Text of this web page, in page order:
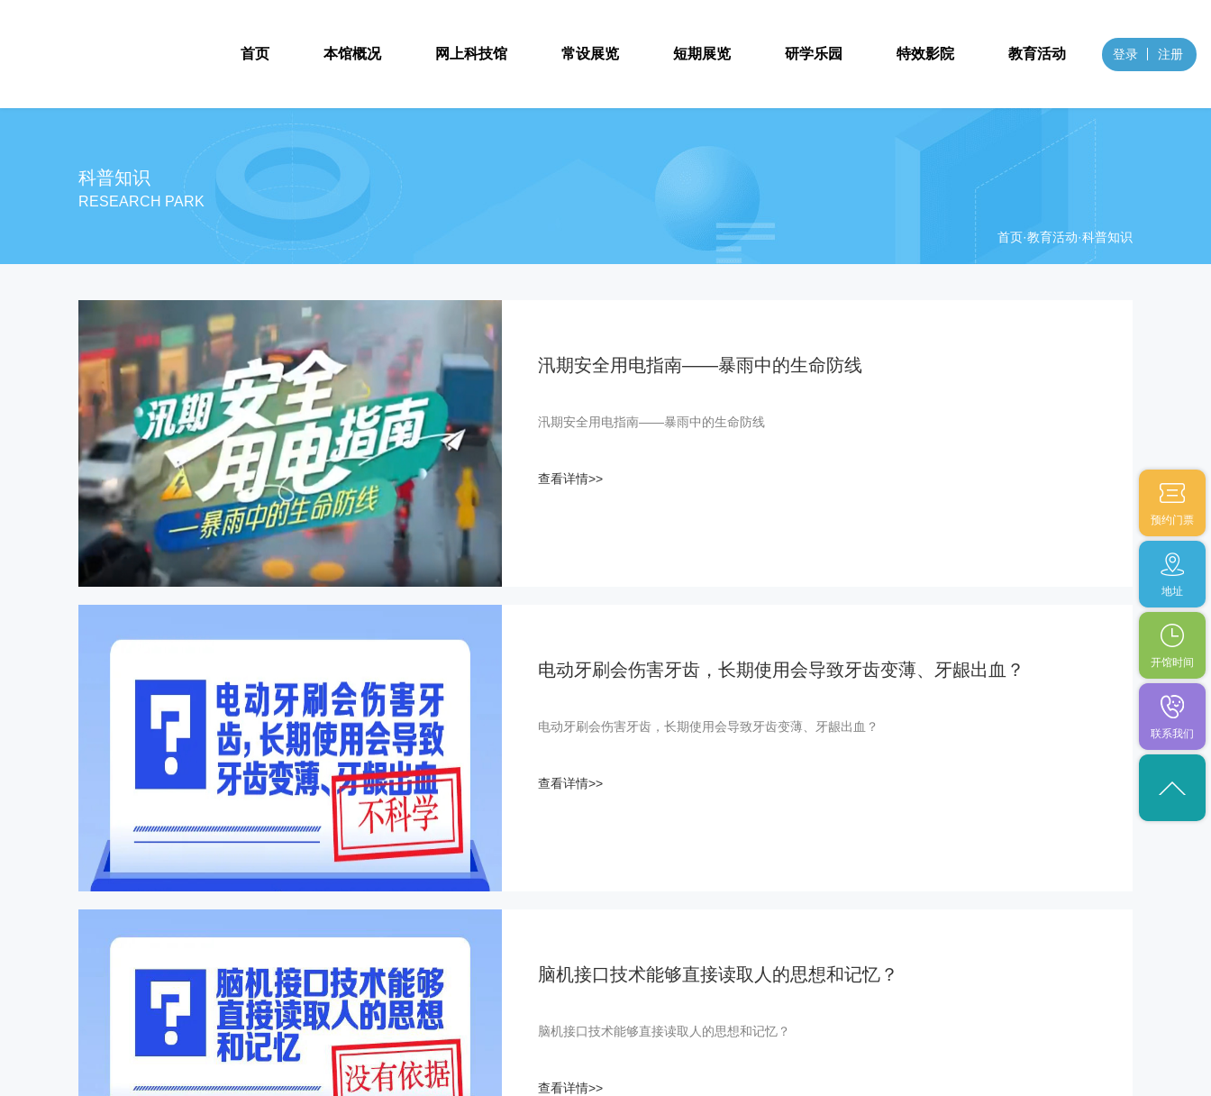
首页 本馆概况 网上科技馆 常设展览 短期展览 研学乐园 特效影院 教育活动 登录 注册
科普知识
RESEARCH PARK
首页·教育活动·科普知识
汛期安全用电指南——暴雨中的生命防线
汛期安全用电指南——暴雨中的生命防线
查看详情>>
电动牙刷会伤害牙齿，长期使用会导致牙齿变薄、牙龈出血？
电动牙刷会伤害牙齿，长期使用会导致牙齿变薄、牙龈出血？
查看详情>>
脑机接口技术能够直接读取人的思想和记忆？
脑机接口技术能够直接读取人的思想和记忆？
查看详情>>
预约门票
地址
开馆时间
联系我们